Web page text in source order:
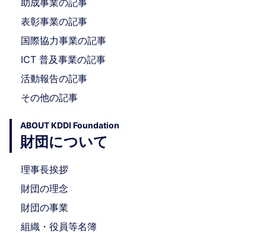
表彰事業の記事
国際協力事業の記事
ICT 普及事業の記事
活動報告の記事
その他の記事
ABOUT KDDI Foundation
財団について
理事長挨拶
財団の理念
財団の事業
組織・役員等名簿